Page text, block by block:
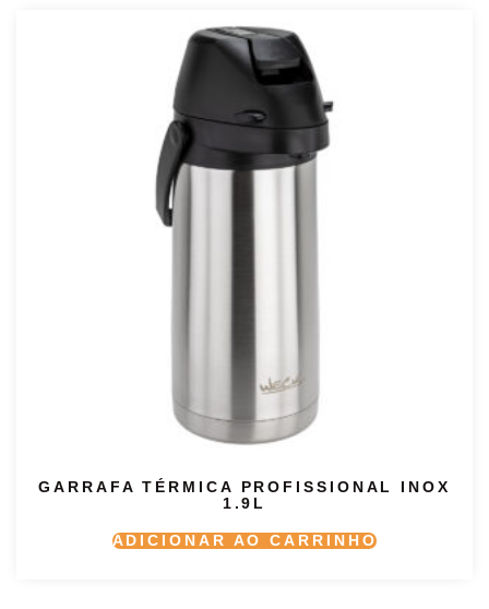
GARRAFA TÉRMICA PROFISSIONAL INOX
1.9L
ADICIONAR AO CARRINHO